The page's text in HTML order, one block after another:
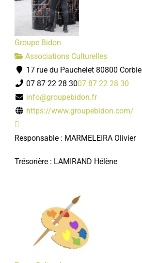
Groupe Bidon
Associations Culturelles
17 rue du Pauchelet 80800 Corbie
07 87 22 28 3007 87 22 28 30
info@groupebidon.fr
https://www.groupebidon.com/
Responsable : MARMELEIRA Olivier
Trésorière : LAMIRAND Hélène